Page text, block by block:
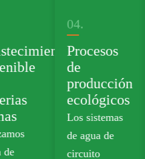
Procesos
de
producción
ecológicos
Los sistemas
de agua de
cartón